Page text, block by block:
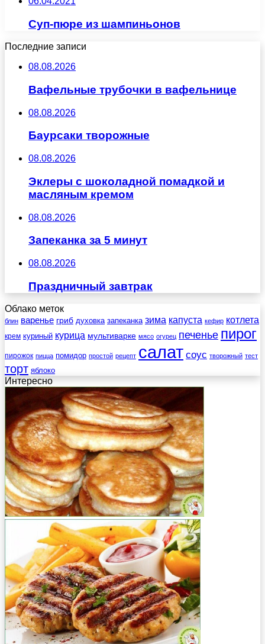
Суп-пюре из шампиньонов
Последние записи
08.08.2026
Вафельные трубочки в вафельнице
08.08.2026
Баурсаки творожные
08.08.2026
Эклеры с шоколадной помадкой и
масляным кремом
08.08.2026
Запеканка за 5 минут
08.08.2026
Праздничный завтрак
Облако меток
блин варенье гриб духовка запеканка зима капуста кефир котлета
крем куриный курица мультиварке мясо огурец печенье пирог
пирожок пицца помидор простой рецепт салат соус творожный тест
торт яблоко
Интересно